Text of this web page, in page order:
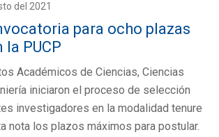
del 2021
para ocho plazas
PUCP
Académicos de Ciencias, Ciencias
iniciaron el proceso de selección
investigadores en la modalidad tenure
nota los plazos máximos para postular.